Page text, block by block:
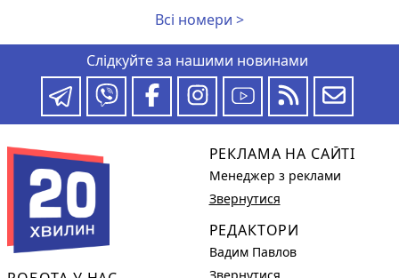
Всі номери >
Слідкуйте за нашими новинами
РЕКЛАМА НА САЙТІ
Менеджер з реклами
Звернутися
РЕДАКТОРИ
Вадим Павлов